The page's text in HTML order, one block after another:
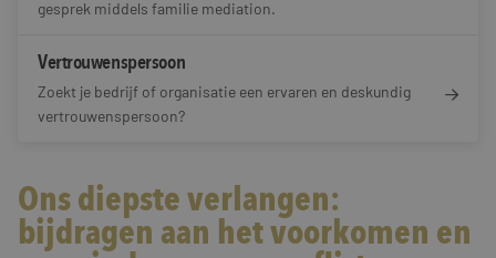
gesprek middels familie mediation.
Vertrouwenspersoon
Zoekt je bedrijf of organisatie een ervaren en deskundig
vertrouwenspersoon?
Ons diepste verlangen:
bijdragen aan het voorkomen en